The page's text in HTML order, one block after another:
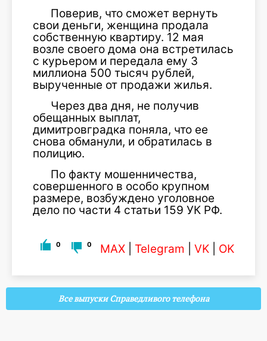
Поверив, что сможет вернуть
свои деньги, женщина продала
собственную квартиру. 12 мая
возле своего дома она встретилась
с курьером и передала ему 3
миллиона 500 тысяч рублей,
вырученные от продажи жилья.
Через два дня, не получив
обещанных выплат,
димитровградка поняла, что ее
снова обманули, и обратилась в
полицию.
По факту мошенничества,
совершенного в особо крупном
размере, возбуждено уголовное
дело по части 4 статьи 159 УК РФ.
0 0 MAX Telegram VK OK
Все выпуски Справедливого телефона